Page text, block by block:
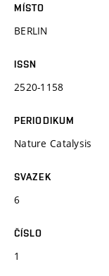
MÍSTO
BERLIN
ISSN
2520-1158
PERIODIKUM
Nature Catalysis
SVAZEK
6
ČÍSLO
1